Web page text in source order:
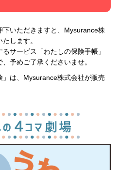
下いただきますと、Mysurance株
します。
サービス「わたしの保険手帳」
予めご了承くださいませ。
」は、Mysurance株式会社が販売